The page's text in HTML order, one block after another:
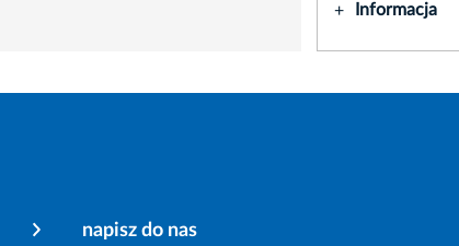
+ Informacja
napisz do nas